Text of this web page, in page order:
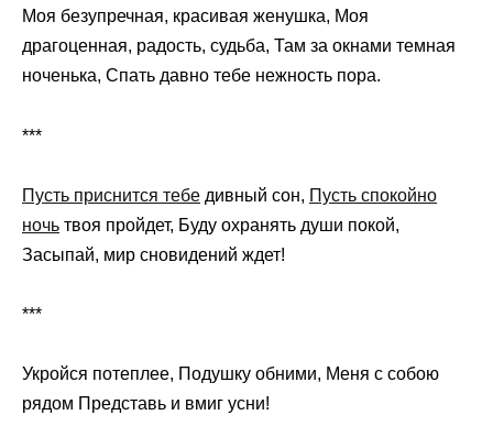
Моя безупречная, красивая женушка, Моя
драгоценная, радость, судьба, Там за окнами темная
ноченька, Спать давно тебе нежность пора.
***
Пусть приснится тебе дивный сон, Пусть спокойно
ночь твоя пройдет, Буду охранять души покой,
Засыпай, мир сновидений ждет!
***
Укройся потеплее, Подушку обними, Меня с собою
рядом Представь и вмиг усни!